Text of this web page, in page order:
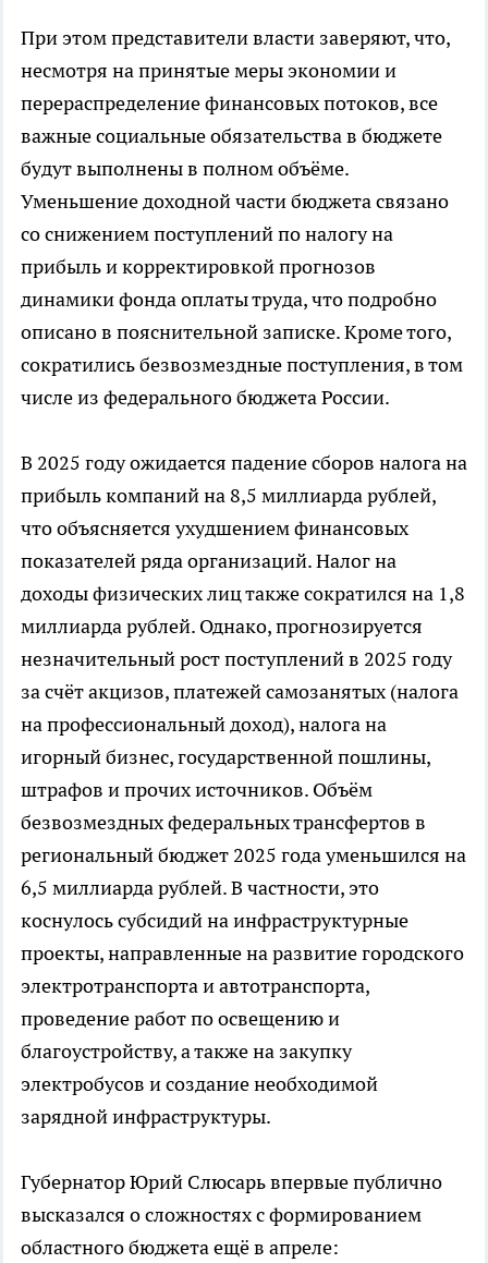
При этом представители власти заверяют, что,
несмотря на принятые меры экономии и
перераспределение финансовых потоков, все
важные социальные обязательства в бюджете
будут выполнены в полном объёме.
Уменьшение доходной части бюджета связано
со снижением поступлений по налогу на
прибыль и корректировкой прогнозов
динамики фонда оплаты труда, что подробно
описано в пояснительной записке. Кроме того,
сократились безвозмездные поступления, в том
числе из федерального бюджета России.
В 2025 году ожидается падение сборов налога на
прибыль компаний на 8,5 миллиарда рублей,
что объясняется ухудшением финансовых
показателей ряда организаций. Налог на
доходы физических лиц также сократился на 1,8
миллиарда рублей. Однако, прогнозируется
незначительный рост поступлений в 2025 году
за счёт акцизов, платежей самозанятых (налога
на профессиональный доход), налога на
игорный бизнес, государственной пошлины,
штрафов и прочих источников. Объём
безвозмездных федеральных трансфертов в
региональный бюджет 2025 года уменьшился на
6,5 миллиарда рублей. В частности, это
коснулось субсидий на инфраструктурные
проекты, направленные на развитие городского
электротранспорта и автотранспорта,
проведение работ по освещению и
благоустройству, а также на закупку
электробусов и создание необходимой
зарядной инфраструктуры.
Губернатор Юрий Слюсарь впервые публично
высказался о сложностях с формированием
областного бюджета ещё в апреле: